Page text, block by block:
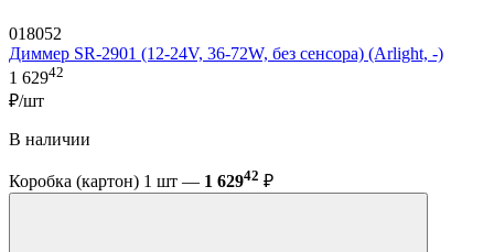
018052
Диммер SR-2901 (12-24V, 36-72W, без сенсора) (Arlight, -)
1 62942
₽/шт
В наличии
Коробка (картон) 1 шт — 1 62942 ₽